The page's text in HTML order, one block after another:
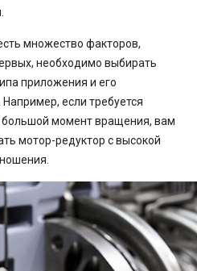
множество факторов,
необходимо выбирать
приложения и его
если требуется
большой момент вращения, вам
мотор-редуктор с высокой